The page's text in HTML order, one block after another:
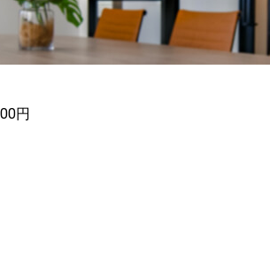
space/3090708709
円